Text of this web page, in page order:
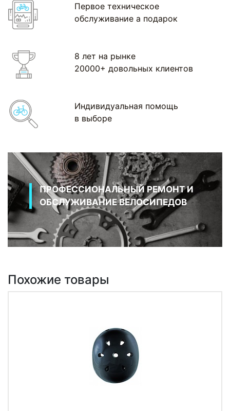
Первое техническое
обслуживание а подарок
8 лет на рынке
20000+ довольных клиентов
Индивидуальная помощь
в выборе
ПРОФЕССИОНАЛЬНЫЙ РЕМОНТ И
ОБСЛУЖИВАНИЕ ВЕЛОСИПЕДОВ
Похожие товары